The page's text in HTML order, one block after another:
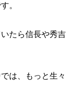
。
たら信長や秀吉
は、もっと生々